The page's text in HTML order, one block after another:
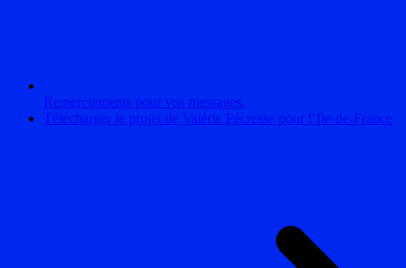
Remerciements pour vos messages.
Télécharger le projet de Valérie Pécresse pour l’Ile-de-France